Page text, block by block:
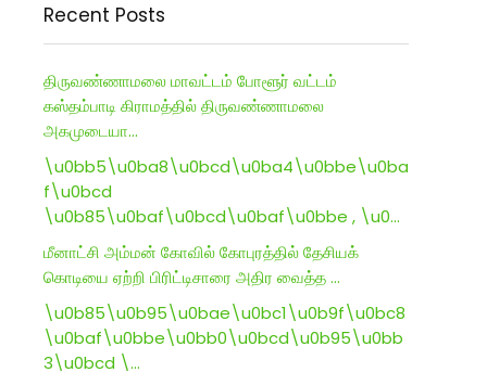
Recent Posts
திருவண்ணாமலை மாவட்டம் போளூர் வட்டம்
கஸ்தம்பாடி கிராமத்தில் திருவண்ணாமலை
அகமுடையா…
\u0bb5\u0ba8\u0bcd\u0ba4\u0bbe\u0ba
f\u0bcd
\u0b85\u0baf\u0bcd\u0baf\u0bbe , \u0…
மீனாட்சி அம்மன் கோவில் கோபுரத்தில் தேசியக்
கொடியை ஏற்றி பிரிட்டிசாரை அதிர வைத்த …
\u0b85\u0b95\u0bae\u0bc1\u0b9f\u0bc8
\u0baf\u0bbe\u0bb0\u0bcd\u0b95\u0bb
3\u0bcd \…